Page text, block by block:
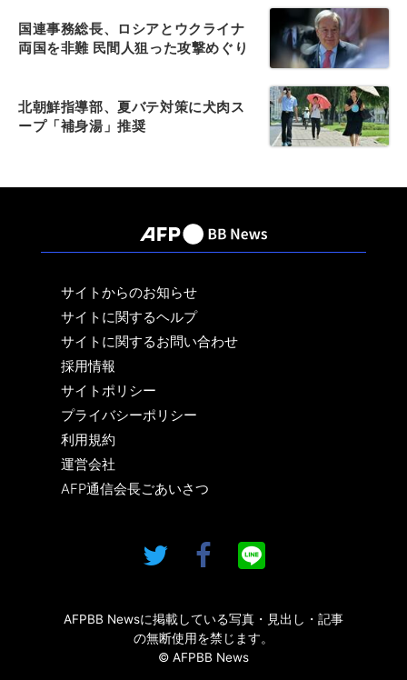
国連事務総長、ロシアとウクライナ
両国を非難 民間人狙った攻撃めぐり
北朝鮮指導部、夏バテ対策に犬肉ス
ープ「補身湯」推奨
サイトからのお知らせ
サイトに関するヘルプ
サイトに関するお問い合わせ
採用情報
サイトポリシー
プライバシーポリシー
利用規約
運営会社
AFP通信会長ごあいさつ
AFPBB Newsに掲載している写真・見出し・記事
の無断使用を禁じます。
© AFPBB News